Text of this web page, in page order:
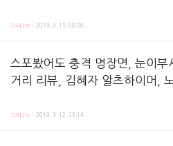
빙의 4화 줄거리 리뷰,방송 시청하면서 정리해놓
기타/tv 2019. 3. 15. 00:38
스포봤어도 충격 명장면, 눈이부
거리 리뷰, 김혜자 알츠하이머,
리카 죽음-가짜? 도라에몽 할머
눈이 부시게 10화 줄거리 리뷰,방송 시청하면서
기타/tv 2019. 3. 12. 23:14